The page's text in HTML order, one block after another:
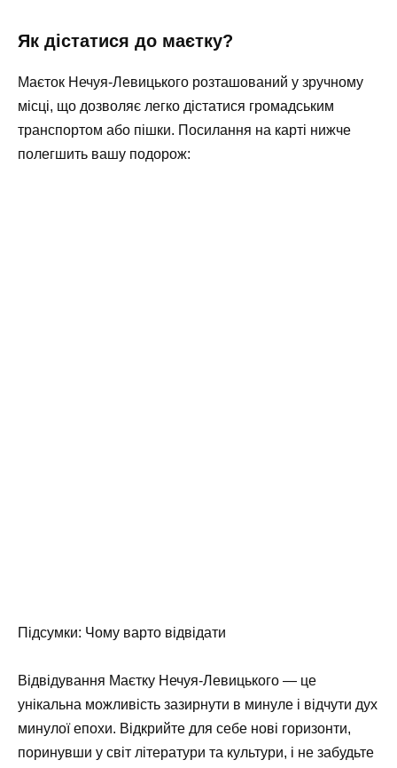
Як дістатися до маєтку?
Маєток Нечуя-Левицького розташований у зручному
місці, що дозволяє легко дістатися громадським
транспортом або пішки. Посилання на карті нижче
полегшить вашу подорож:
Підсумки: Чому варто відвідати
Відвідування Маєтку Нечуя-Левицького — це
унікальна можливість зазирнути в минуле і відчути дух
минулої епохи. Відкрийте для себе нові горизонти,
поринувши у світ літератури та культури, і не забудьте